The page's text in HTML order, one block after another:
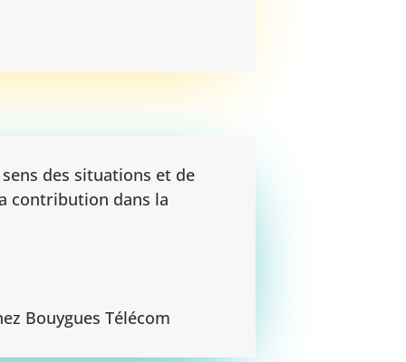
des situations et de
contribution dans la
Bouygues Télécom